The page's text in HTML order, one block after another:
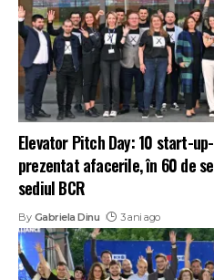
Elevator Pitch Day: 10 start-
prezentat afacerile, în 60 de
sediul BCR
By Gabriela Dinu 3 ani ago